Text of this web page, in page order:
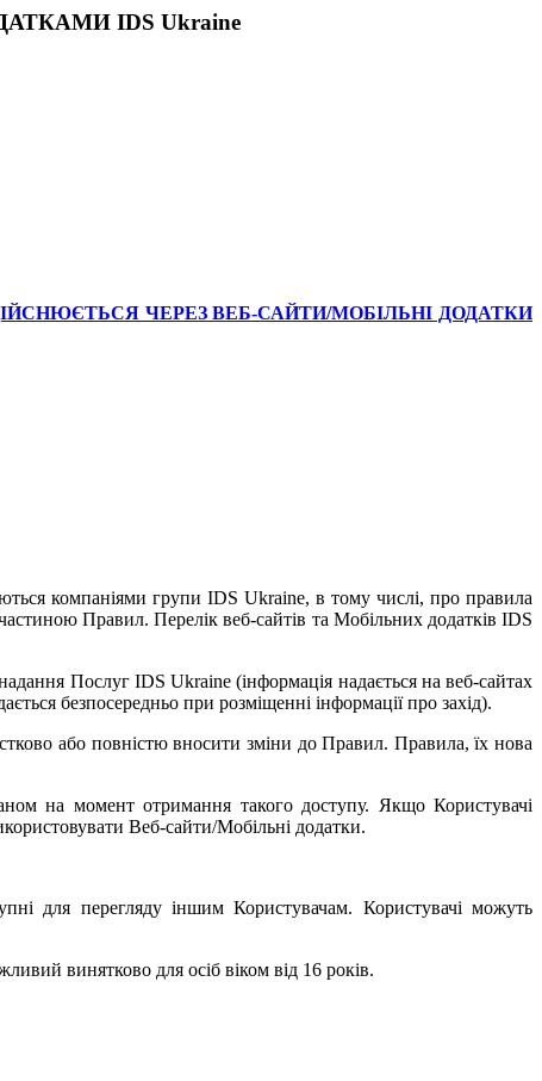
IDS Ukraine
ЧЕРЕЗ ВЕБ-САЙТИ/МОБІЛЬНІ ДОДАТКИ
компаніями групи IDS Ukraine, в тому числі, про правила
Правил. Перелік веб-сайтів та Мобільних додатків IDS
Послуг IDS Ukraine (інформація надається на веб-сайтах
безпосередньо при розміщенні інформації про захід).
або повністювносити зміни до Правил. Правила, їх нова
на момент отримання такого доступу. Якщо Користувачі
Веб-сайти/Мобільні додатки.
для перегляду іншим Користувачам. Користувачі можуть
винятково для осіб віком від 16 років.